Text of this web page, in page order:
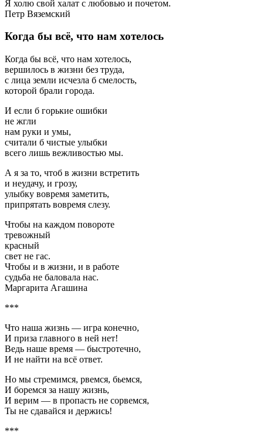
Я холю свой халат с любовью и почетом.
Петр Вяземский
Когда бы всё, что нам хотелось
Когда бы всё, что нам хотелось,
вершилось в жизни без труда,
с лица земли исчезла б смелость,
которой брали города.
И если б горькие ошибки
не жгли
нам руки и умы,
считали б чистые улыбки
всего лишь вежливостью мы.
А я за то, чтоб в жизни встретить
и неудачу, и грозу,
улыбку вовремя заметить,
припрятать вовремя слезу.
Чтобы на каждом повороте
тревожный
красный
свет не гас.
Чтобы и в жизни, и в работе
судьба не баловала нас.
Маргарита Агашина
***
Что наша жизнь — игра конечно,
И приза главного в ней нет!
Ведь наше время — быстротечно,
И не найти на всё ответ.
Но мы стремимся, рвемся, бьемся,
И боремся за нашу жизнь,
И верим — в пропасть не сорвемся,
Ты не сдавайся и держись!
***